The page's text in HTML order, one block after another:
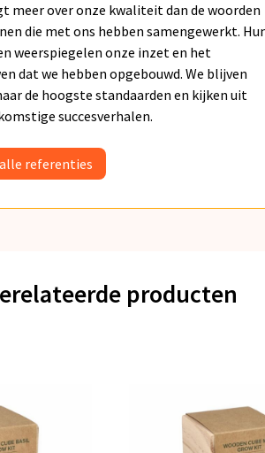
meer over onze kwaliteit dan de woorden
die met ons hebben samengewerkt.
weerspiegelen onze inzet en het
dat we hebben opgebouwd. We blijven
de hoogste standaarden en kijken uit
succesverhalen.
referenties
producten